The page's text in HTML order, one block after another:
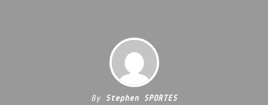
By Stephen SPORTES